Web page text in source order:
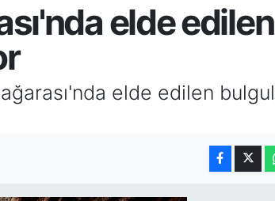
elde
elde edilen